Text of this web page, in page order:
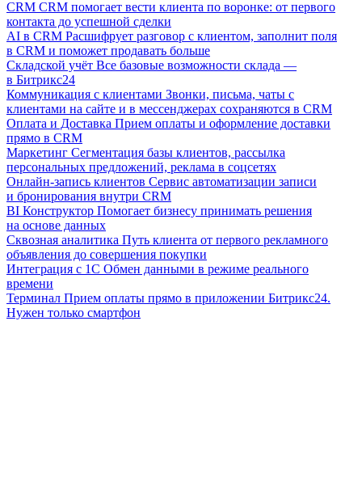
CRM CRM помогает вести клиента по воронке: от первого
контакта до успешной сделки
AI в CRM Расшифрует разговор с клиентом, заполнит поля
в CRM и поможет продавать больше
Складской учёт Все базовые возможности склада —
в Битрикс24
Коммуникация с клиентами Звонки, письма, чаты с
клиентами на сайте и в мессенджерах сохраняются в CRM
Оплата и Доставка Прием оплаты и оформление доставки
прямо в CRM
Маркетинг Сегментация базы клиентов, рассылка
персональных предложений, реклама в соцсетях
Онлайн-запись клиентов Сервис автоматизации записи
и бронирования внутри CRM
BI Конструктор Помогает бизнесу принимать решения
на основе данных
Сквозная аналитика Путь клиента от первого рекламного
объявления до совершения покупки
Интеграция с 1С Обмен данными в режиме реального
времени
Терминал Прием оплаты прямо в приложении Битрикс24.
Нужен только смартфон